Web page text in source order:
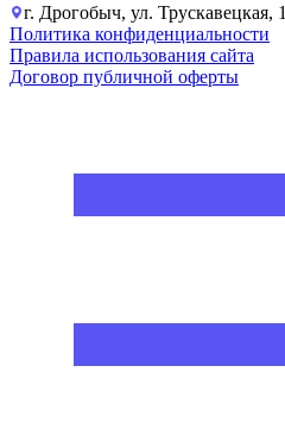
г. Дрогобыч, ул. Трускавецкая, 1
Политика конфиденциальности
Правила использования сайта
Договор публичной оферты